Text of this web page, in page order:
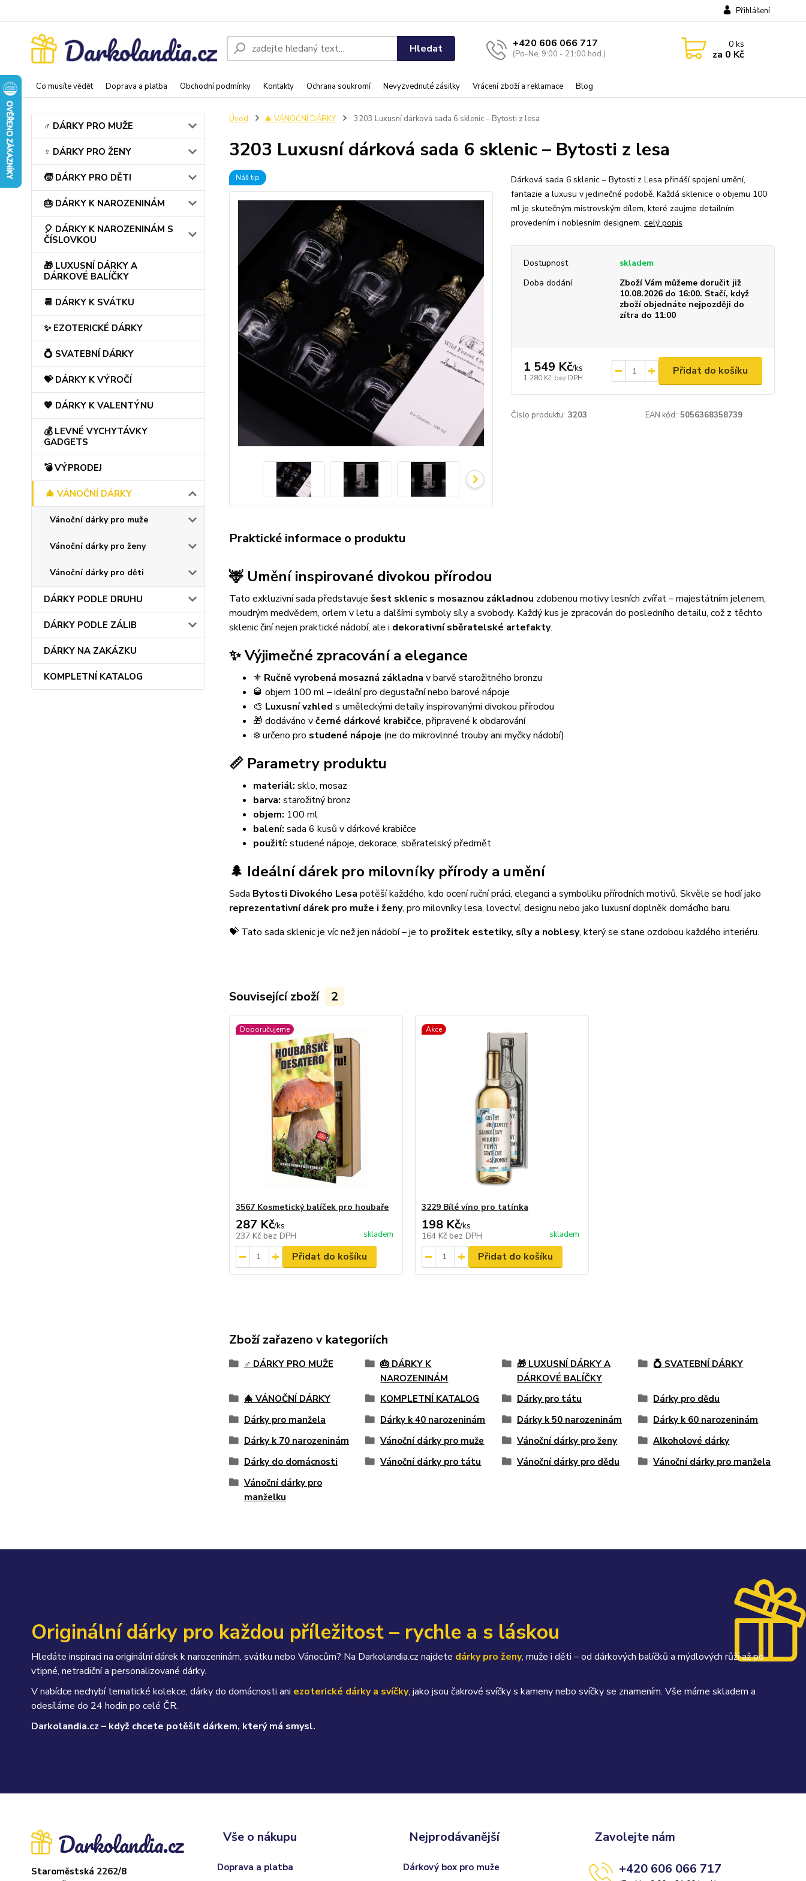
Co musíte vědět Doprava a platba Obchodní podmínky Kontakty Ochrana soukromí Nevyzvednuté zásilky Vrácení zboží a reklamace Blog
Přihlášení
Hledat +420 606 066 717
(Po-Ne, 9:00 - 21:00 hod.)
0ks
za 0 Kč
♂️ DÁRKY PRO MUŽE
♀️ DÁRKY PRO ŽENY
🧒 DÁRKY PRO DĚTI
🎂 DÁRKY K NAROZENINÁM
🎈 DÁRKY K NAROZENINÁM S
ČÍSLOVKOU
🎁 LUXUSNÍ DÁRKY A
DÁRKOVÉ BALÍČKY
📆 DÁRKY K SVÁTKU
✨ EZOTERICKÉ DÁRKY
💍 SVATEBNÍ DÁRKY
💝 DÁRKY K VÝROČÍ
💖 DÁRKY K VALENTÝNU
💰 LEVNÉ VYCHYTÁVKY
GADGETS
💣 VÝPRODEJ
🎄 VÁNOČNÍ DÁRKY
Vánoční dárky pro muže
Vánoční dárky pro ženy
Vánoční dárky pro děti
DÁRKY PODLE DRUHU
DÁRKY PODLE ZÁLIB
DÁRKY NA ZAKÁZKU
KOMPLETNÍ KATALOG
Úvod 🎄 VÁNOČNÍ DÁRKY 3203 Luxusní dárková sada 6 sklenic – Bytosti z lesa
3203 Luxusní dárková sada 6 sklenic – Bytosti z lesa
Náš tip
Dárková sada 6 sklenic – Bytosti z Lesa přináší spojení umění,
fantazie a luxusu v jedinečné podobě. Každá sklenice o objemu 100
ml je skutečným mistrovským dílem, které zaujme detailním
provedením i noblesním designem. celý popis
Dostupnost
skladem
Doba dodání
Zboží Vám můžeme doručit již
10.08.2026 do 16:00. Stačí, když
zboží objednáte nejpozději do
zítra do 11:00
1 549 Kč/ks
1 280 Kč bez DPH
Přidat do košíku
Číslo produktu: 3203 EAN kód: 5056368358739
Praktické informace o produktu
🦌 Umění inspirované divokou přírodou
Tato exkluzivní sada představuje šest sklenic s mosaznou základnou zdobenou motivy lesních zvířat – majestátním jelenem,
moudrým medvědem, orlem v letu a dalšími symboly síly a svobody. Každý kus je zpracován do posledního detailu, což z těchto
sklenic činí nejen praktické nádobí, ale i dekorativní sběratelské artefakty.
✨ Výjimečné zpracování a elegance
⚜️ Ručně vyrobená mosazná základna v barvě starožitného bronzu
🥃 objem 100 ml – ideální pro degustační nebo barové nápoje
🎨 Luxusní vzhled s uměleckými detaily inspirovanými divokou přírodou
🎁 dodáváno včerné dárkové krabičce, připravené k obdarování
❄️ určeno pro studené nápoje (ne do mikrovlnné trouby ani myčky nádobí)
📏 Parametry produktu
materiál: sklo, mosaz
barva: starožitný bronz
objem: 100 ml
balení: sada 6 kusů v dárkové krabičce
použití: studené nápoje, dekorace, sběratelský předmět
🌲 Ideální dárek pro milovníky přírody a umění
Sada Bytosti Divokého Lesa potěší každého, kdo ocení ruční práci, eleganci a symboliku přírodních motivů. Skvěle se hodí jako
reprezentativní dárek pro muže i ženy, pro milovníky lesa, lovectví, designu nebo jako luxusní doplněk domácího baru.
💝 Tato sada sklenic je víc než jen nádobí – je to prožitek estetiky, síly a noblesy, který se stane ozdobou každého interiéru.
Související zboží 2
Doporučujeme
3567 Kosmetický balíček pro houbaře
287 Kč/ks
237 Kč bez DPH skladem
Přidat do košíku
Akce
3229 Bílé víno pro tatínka
198 Kč/ks
164 Kč bez DPH skladem
Přidat do košíku
Zboží zařazeno v kategoriích
♂️ DÁRKY PRO MUŽE
🎂 DÁRKY K
NAROZENINÁM
🎁 LUXUSNÍ DÁRKY A
DÁRKOVÉ BALÍČKY
💍 SVATEBNÍ DÁRKY
🎄 VÁNOČNÍ DÁRKY KOMPLETNÍ KATALOG Dárky pro tátu
Dárky pro dědu
Dárky pro manžela
Dárky k 40 narozeninám Dárky k 50 narozeninám
Dárky k 60 narozeninám
Dárky k 70 narozeninám
Vánoční dárky pro muže Vánoční dárky pro ženy
Alkoholové dárky
Dárky do domácnosti
Vánoční dárky pro tátu Vánoční dárky pro dědu
Vánoční dárky pro manžela
Vánoční dárky pro
manželku
Originální dárky pro každou příležitost – rychle a s láskou
Hledáte inspiraci na originální dárek k narozeninám, svátku nebo Vánocům? Na Darkolandia.cz najdete dárky pro ženy, muže i děti – od dárkových balíčků a mýdlových růží až po
vtipné, netradiční a personalizované dárky.
V nabídce nechybí tematické kolekce, dárky do domácnosti ani ezoterické dárky a svíčky, jako jsou čakrové svíčky s kameny nebo svíčky se znamením. Vše máme skladem a
odesíláme do 24 hodin po celé ČR.
Darkolandia.cz – když chcete potěšit dárkem, který má smysl.
Staroměstská 2262/8
Vše o nákupu
Doprava a platba
Nejprodávanější
Dárkový box pro muže
Zavolejte nám
+420 606 066 717